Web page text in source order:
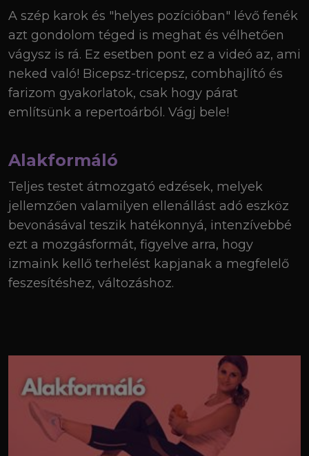
A szép karok és "helyes pozícióban" lévő fenék
azt gondolom téged is meghat és vélhetően
vágysz is rá. Ez esetben pont ez a videó az, ami
neked való! Bicepsz-tricepsz, combhajlító és
farizom gyakorlatok, csak hogy párat
említsünk a repertoárból. Vágj bele!
Alakformáló
Teljes testet átmozgató edzések, melyek
jellemzően valamilyen ellenállást adó eszköz
bevonásával teszik hatékonnyá, intenzívebbé
ezt a mozgásformát, figyelve arra, hogy
izmaink kellő terhelést kapjanak a megfelelő
feszesítéshez, változáshoz.